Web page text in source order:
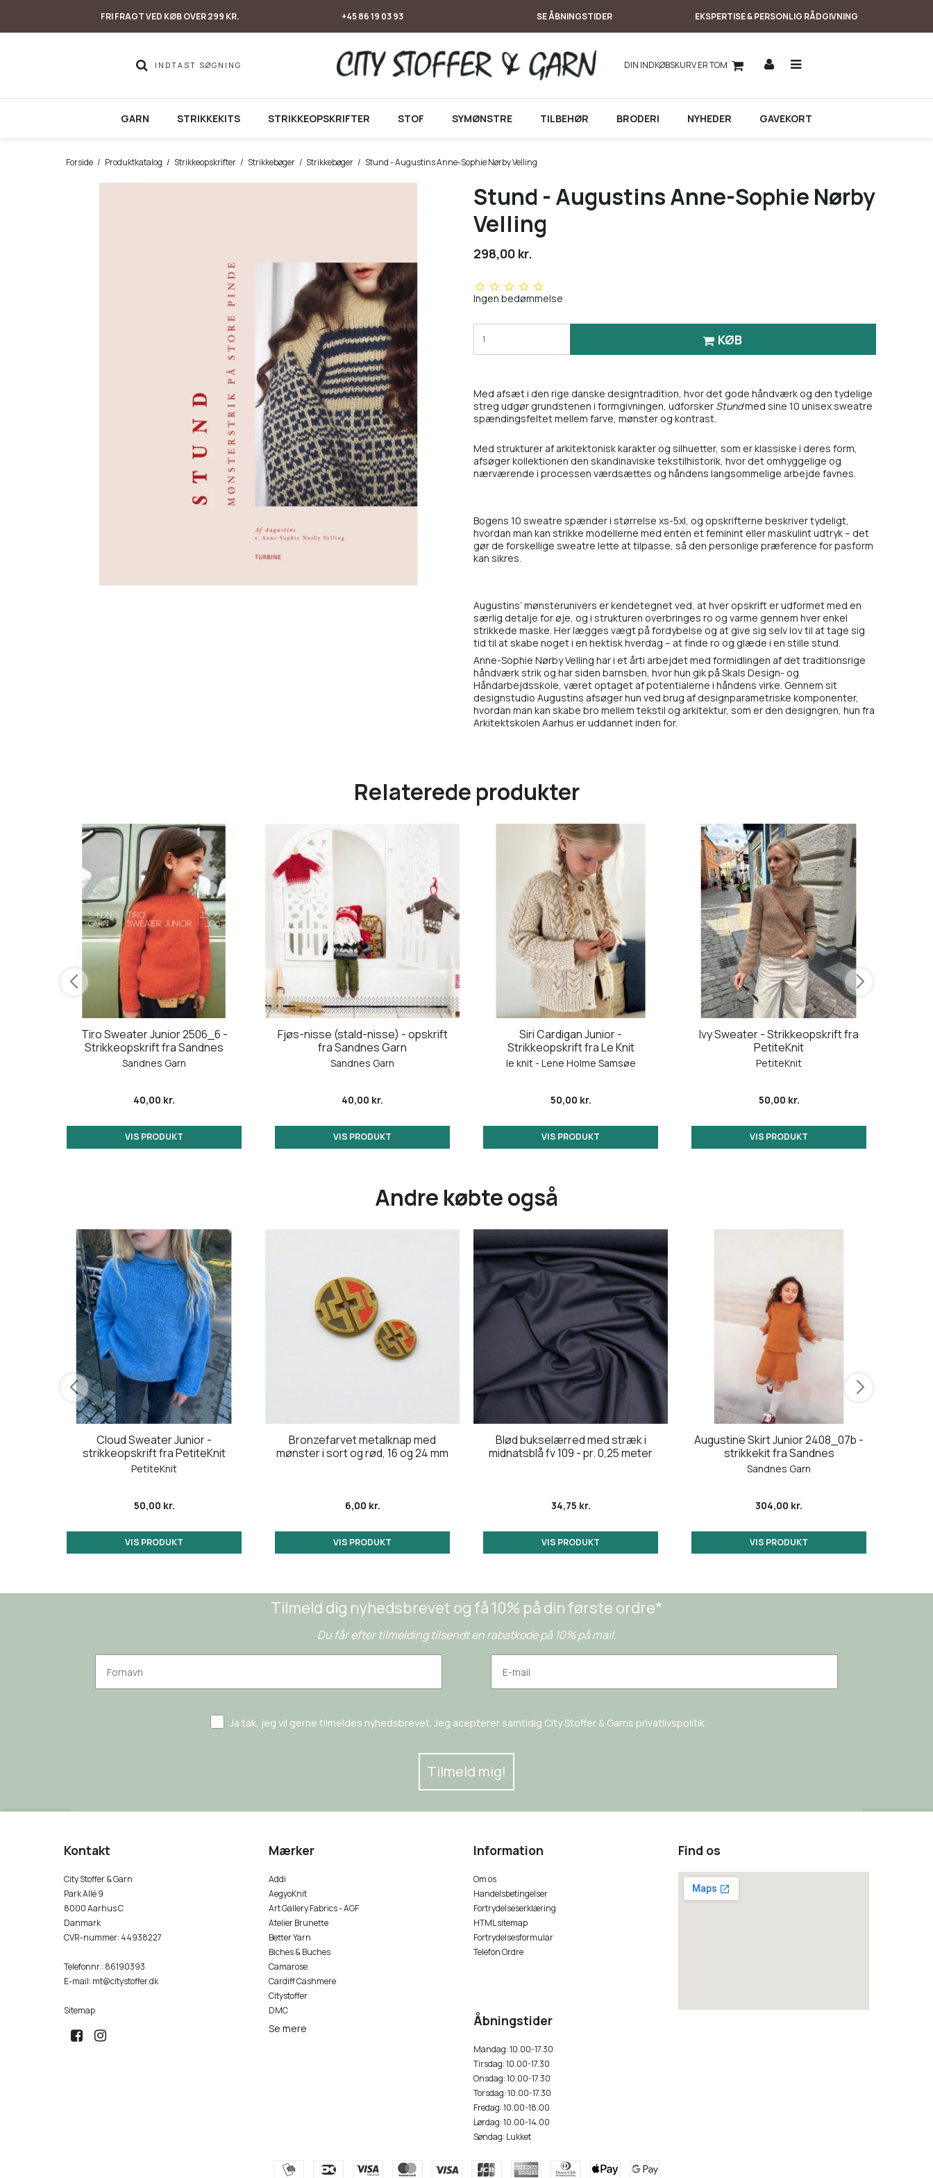
FRI FRAGT VED KØB OVER 299 KR. +45 86 19 03 93 SE ÅBNINGSTIDER EKSPERTISE & PERSONLIG RÅDGIVNING
DIN INDKØBSKURV ER TOM
GARN STRIKKEKITS STRIKKEOPSKRIFTER STOF SYMØNSTRE TILBEHØR BRODERI NYHEDER GAVEKORT
Forside / Produktkatalog / Strikkeopskrifter / Strikkebøger / Strikkebøger / Stund - Augustins Anne-Sophie Nørby Velling
Stund - Augustins Anne-Sophie Nørby
Velling
298,00 kr.
Ingen bedømmelse
KØB
Med afsæt i den rige danske designtradition, hvor det gode håndværk og den tydelige
streg udgør grundstenen i formgivningen, udforsker Stundmed sine 10 unisex sweatre
spændingsfeltet mellem farve, mønster og kontrast.
Med strukturer af arkitektonisk karakter og silhuetter, som er klassiske i deres form,
afsøger kollektionen den skandinaviske tekstilhistorik, hvor det omhyggelige og
nærværende i processen værdsættes og håndens langsommelige arbejde favnes.
Bogens 10 sweatre spænder i størrelse xs-5xl, og opskrifterne beskriver tydeligt,
hvordan man kan strikke modellerne med enten et feminint eller maskulint udtryk – det
gør de forskellige sweatre lette at tilpasse, så den personlige præference for pasform
kan sikres.
Augustins’ mønsterunivers er kendetegnet ved, at hver opskrift er udformet med en
særlig detalje for øje, og i strukturen overbringes ro og varme gennem hver enkel
strikkede maske. Her lægges vægt på fordybelse og at give sig selv lov til at tage sig
tid til at skabe noget i en hektisk hverdag – at finde ro og glæde i en stille stund.
Anne-Sophie Nørby Velling har i et årti arbejdet med formidlingen af det traditionsrige
håndværk strik og har siden barnsben, hvor hun gik på Skals Design- og
Håndarbejdsskole, været optaget af potentialerne i håndens virke. Gennem sit
designstudio Augustins afsøger hun ved brug af designparametriske komponenter,
hvordan man kan skabe bro mellem tekstil og arkitektur, som er den designgren, hun fra
Arkitektskolen Aarhus er uddannet inden for.
Relaterede produkter
Tiro Sweater Junior 2506_6 -
Strikkeopskrift fra Sandnes
Sandnes Garn
40,00 kr.
VIS PRODUKT
Fjøs-nisse (stald-nisse) - opskrift
fra Sandnes Garn
Sandnes Garn
40,00 kr.
VIS PRODUKT
Siri Cardigan Junior -
Strikkeopskrift fra Le Knit
le knit - Lene Holme Samsøe
50,00 kr.
VIS PRODUKT
Ivy Sweater - Strikkeopskrift fra
PetiteKnit
PetiteKnit
50,00 kr.
VIS PRODUKT
Andre købte også
Cloud Sweater Junior -
strikkeopskrift fra PetiteKnit
PetiteKnit
50,00 kr.
VIS PRODUKT
Bronzefarvet metalknap med
mønster i sort og rød, 16 og 24 mm
6,00 kr.
VIS PRODUKT
Blød bukselærred med stræk i
midnatsblå fv 109 - pr. 0,25 meter
34,75 kr.
VIS PRODUKT
Augustine Skirt Junior 2408_07b -
strikkekit fra Sandnes
Sandnes Garn
304,00 kr.
VIS PRODUKT
Tilmeld dig nyhedsbrevet og få 10% på din første ordre*
Du får efter tilmelding tilsendt en rabatkode på 10% på mail.
Ja tak, jeg vil gerne tilmeldes nyhedsbrevet. Jeg acepterer samtidig City Stoffer & Garns privatlivspolitik.
Tilmeld mig!
Kontakt
City Stoffer & Garn
Park Allé 9
8000 Aarhus C
Danmark
CVR-nummer: 44938227
Telefonnr.: 86190393
E-mail: mt@citystoffer.dk
Sitemap
Mærker
Addi
AegyoKnit
Art Gallery Fabrics - AGF
Atelier Brunette
Better Yarn
Biches & Buches
Camarose
Cardiff Cashmere
Citystoffer
DMC
Se mere
Information
Om os
Handelsbetingelser
Fortrydelseserklæring
HTML sitemap
Fortrydelsesformular
Telefon Ordre
Find os
Åbningstider
Mandag: 10.00-17.30
Tirsdag: 10.00-17.30
Onsdag: 10.00-17.30
Torsdag: 10.00-17.30
Fredag: 10.00-18.00
Lørdag: 10.00-14.00
Søndag: Lukket